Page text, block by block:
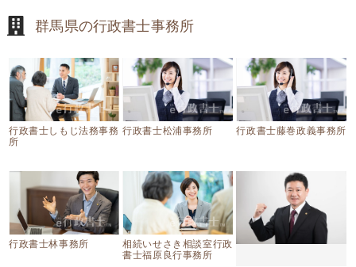
群馬県の行政書士事務所
行政書士しもじ法務事務
所
行政書士松浦事務所 行政書士藤巻政義事務所
行政書士林事務所
相続いせさき相談室行政
書士福原良行事務所